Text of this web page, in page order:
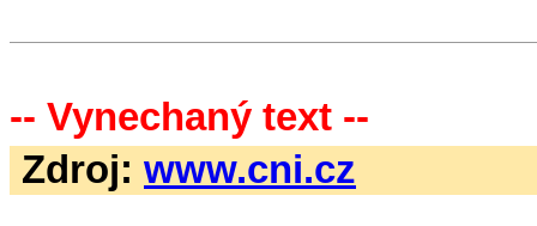
-- Vynechaný text --
Zdroj: www.cni.cz